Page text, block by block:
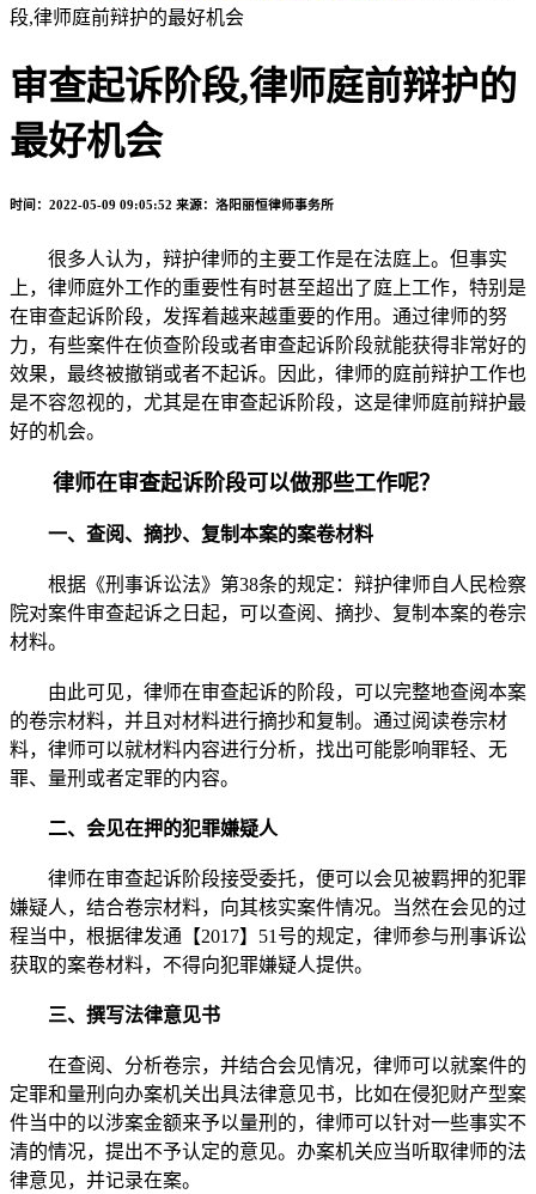
段,律师庭前辩护的最好机会
审查起诉阶段,律师庭前辩护的
最好机会
时间：2022-05-09 09:05:52 来源：洛阳丽恒律师事务所
很多人认为，辩护律师的主要工作是在法庭上。但事实
上，律师庭外工作的重要性有时甚至超出了庭上工作，特别是
在审查起诉阶段，发挥着越来越重要的作用。通过律师的努
力，有些案件在侦查阶段或者审查起诉阶段就能获得非常好的
效果，最终被撤销或者不起诉。因此，律师的庭前辩护工作也
是不容忽视的，尤其是在审查起诉阶段，这是律师庭前辩护最
好的机会。
律师在审查起诉阶段可以做那些工作呢？
一、查阅、摘抄、复制本案的案卷材料
根据《刑事诉讼法》第38条的规定：辩护律师自人民检察
院对案件审查起诉之日起，可以查阅、摘抄、复制本案的卷宗
材料。
由此可见，律师在审查起诉的阶段，可以完整地查阅本案
的卷宗材料，并且对材料进行摘抄和复制。通过阅读卷宗材
料，律师可以就材料内容进行分析，找出可能影响罪轻、无
罪、量刑或者定罪的内容。
二、会见在押的犯罪嫌疑人
律师在审查起诉阶段接受委托，便可以会见被羁押的犯罪
嫌疑人，结合卷宗材料，向其核实案件情况。当然在会见的过
程当中，根据律发通【2017】51号的规定，律师参与刑事诉讼
获取的案卷材料，不得向犯罪嫌疑人提供。
三、撰写法律意见书
在查阅、分析卷宗，并结合会见情况，律师可以就案件的
定罪和量刑向办案机关出具法律意见书，比如在侵犯财产型案
件当中的以涉案金额来予以量刑的，律师可以针对一些事实不
清的情况，提出不予认定的意见。办案机关应当听取律师的法
律意见，并记录在案。